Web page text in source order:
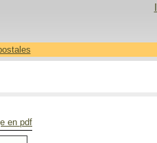
en pdf